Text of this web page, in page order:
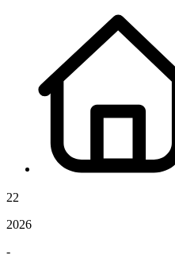
22
2026
-